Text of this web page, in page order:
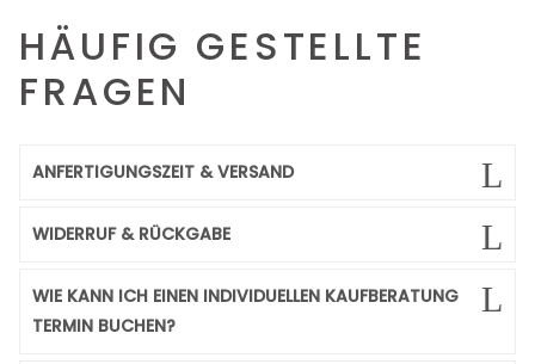
HÄUFIG GESTELLTE
FRAGEN
ANFERTIGUNGSZEIT & VERSAND
WIDERRUF & RÜCKGABE
WIE KANN ICH EINEN INDIVIDUELLEN KAUFBERATUNG
TERMIN BUCHEN?